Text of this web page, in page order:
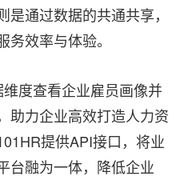
通过数据的共通共享，
效率与体验。
度查看企业雇员画像并
助力企业高效打造人力资
提供API接口，将业
台融为一体，降低企业